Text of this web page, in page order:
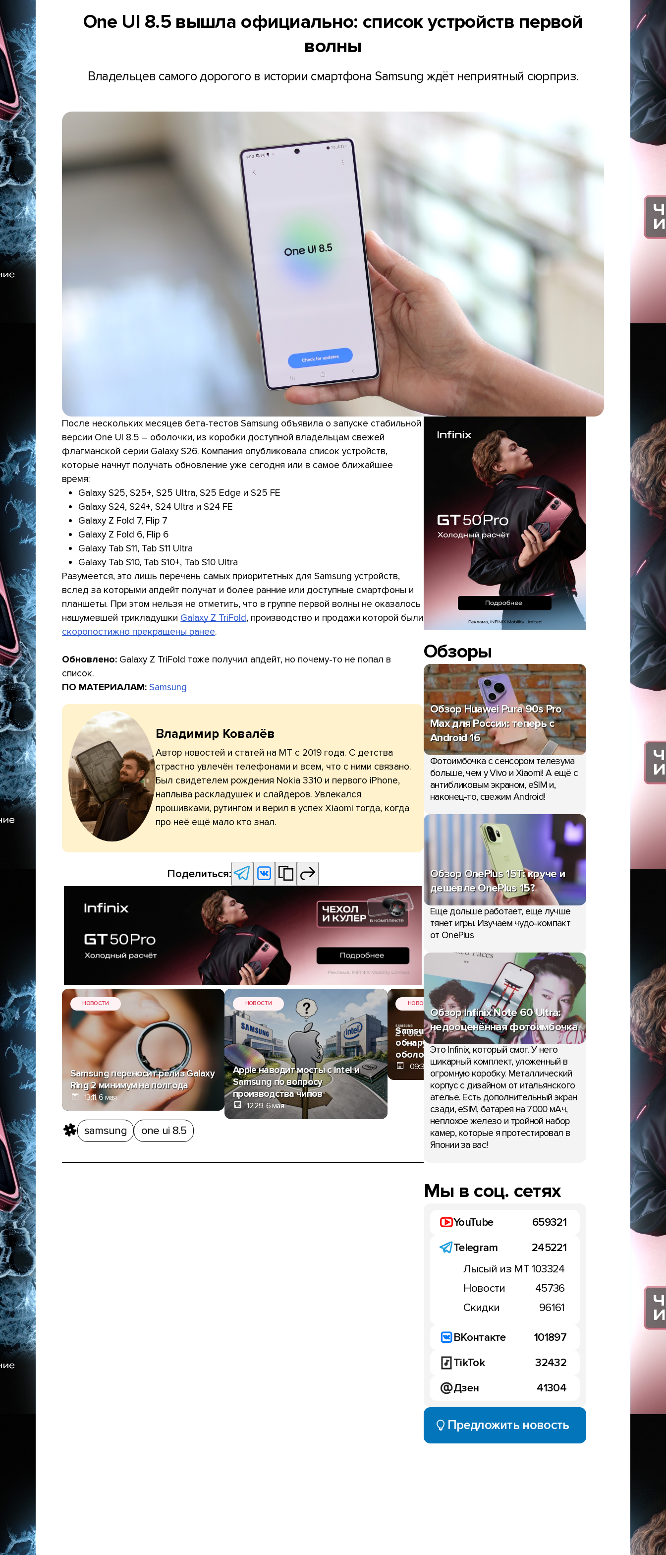
One UI 8.5 вышла официально: список устройств первой
волны
Владельцев самого дорогого в истории смартфона Samsung ждёт неприятный сюрприз.
После нескольких месяцев бета-тестов Samsung объявила о запуске стабильной
версии One UI 8.5 – оболочки, из коробки доступной владельцам свежей
флагманской серии Galaxy S26. Компания опубликовала список устройств,
которые начнут получать обновление уже сегодня или в самое ближайшее
время:
Galaxy S25, S25+, S25 Ultra, S25 Edge и S25 FE
Galaxy S24, S24+, S24 Ultra и S24 FE
Galaxy Z Fold 7, Flip 7
Galaxy Z Fold 6, Flip 6
Galaxy Tab S11, Tab S11 Ultra
Galaxy Tab S10, Tab S10+, Tab S10 Ultra
Разумеется, это лишь перечень самых приоритетных для Samsung устройств,
вслед за которыми апдейт получат и более ранние или доступные смартфоны и
планшеты. При этом нельзя не отметить, что в группе первой волны не оказалось
нашумевшей трикладушки Galaxy Z TriFold, производство и продажи которой были
скоропостижно прекращены ранее.
Обновлено: Galaxy Z TriFold тоже получил апдейт, но почему-то не попал в
список.
ПО МАТЕРИАЛАМ: Samsung
Владимир Ковалёв
Автор новостей и статей на МТ с 2019 года. С детства
страстно увлечён телефонами и всем, что с ними связано.
Был свидетелем рождения Nokia 3310 и первого iPhone,
наплыва раскладушек и слайдеров. Увлекался
прошивками, рутингом и верил в успех Xiaomi тогда, когда
про неё ещё мало кто знал.
Поделиться:
НОВОСТИ
Samsung переносит релиз Galaxy
Ring 2 минимум на полгода
13:11, 6 мая
НОВОСТИ
Apple наводит мосты с Intel и
Samsung по вопросу
производства чипов
12:29, 6 мая
НОВОСТИ
Samsung Galaxy Z Fold 8 Wide
обнаружен в исходниках
оболочки One UI 9
09:35, 6 мая
НОВОСТИ
Топ-10 самых
мире смартфонов за
март 2026
samsung one ui 8.5
Обзоры
Обзор Huawei Pura 90s Pro
Max для России: теперь с
Android 16
Фотоимбочка с сенсором телезума
больше, чем у Vivo и Xiaomi! А ещё с
антибликовым экраном, eSIM и,
наконец-то, свежим Android!
Обзор OnePlus 15T: круче и
дешевле OnePlus 15?
Еще дольше работает, еще лучше
тянет игры. Изучаем чудо-компакт
от OnePlus
Обзор Infinix Note 60 Ultra:
недооценённая фотоимбочка
Это Infinix, который смог. У него
шикарный комплект, уложенный в
огромную коробку. Металлический
корпус с дизайном от итальянского
ателье. Есть дополнительный экран
сзади, eSIM, батарея на 7000 мАч,
неплохое железо и тройной набор
камер, которые я протестировал в
Японии за вас!
Мы в соц. сетях
YouTube
659321
Telegram
245221
Лысый из МТ103324
Новости
45736
Скидки
96161
ВКонтакте
101897
TikTok
32432
Дзен
41304
Предложить новость